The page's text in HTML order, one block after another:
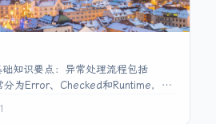
含实现和成员变量；通过实现多个
向接口编程可降低耦合、提升可扩
知识要点：异常处理流程包括
为Error、Checked和Runtime，
throw会覆盖前面的返回/抛出。